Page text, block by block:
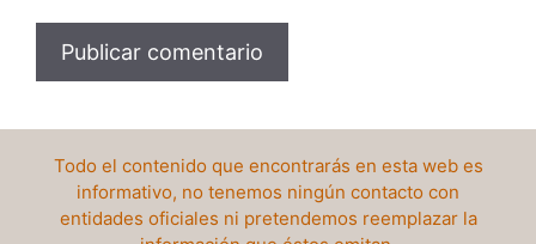
Todo el contenido que encontrarás en esta web es
informativo, no tenemos ningún contacto con
entidades oficiales ni pretendemos reemplazar la